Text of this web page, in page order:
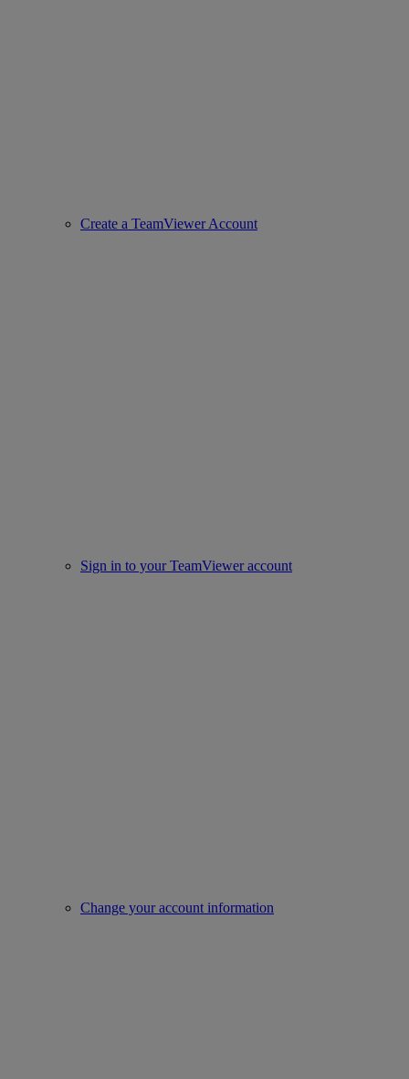
Create a TeamViewer Account
Sign in to your TeamViewer account
Change your account information